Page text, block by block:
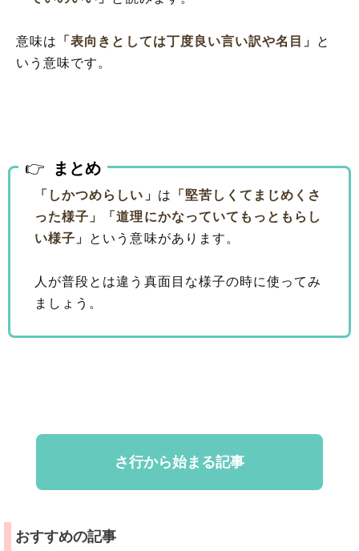
意味は 「表向きとしては丁度良い言い訳や名目」 と
いう意味です。
まとめ
「しかつめらしい」 は 「堅苦しくてまじめくさ
った様子」
「道理にかなっていてもっともらし
い様子」
という意味があります。
人が普段とは違う真面目な様子の時に使ってみ
ましょう。
さ行から始まる記事
おすすめの記事